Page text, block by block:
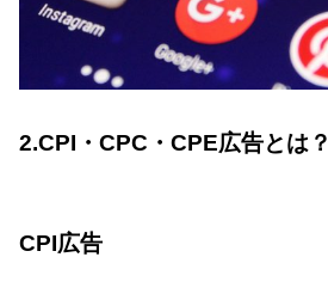
2.CPI・CPC・CPE広告とは？
CPI広告